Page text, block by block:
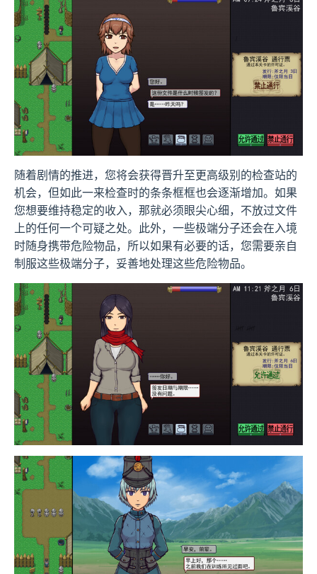
随着剧情的推进，您将会获得晋升至更高级别的检查站的
机会，但如此一来检查时的条条框框也会逐渐增加。如果
您想要维持稳定的收入，那就必须眼尖心细，不放过文件
上的任何一个可疑之处。此外，一些极端分子还会在入境
时随身携带危险物品，所以如果有必要的话，您需要亲自
制服这些极端分子，妥善地处理这些危险物品。